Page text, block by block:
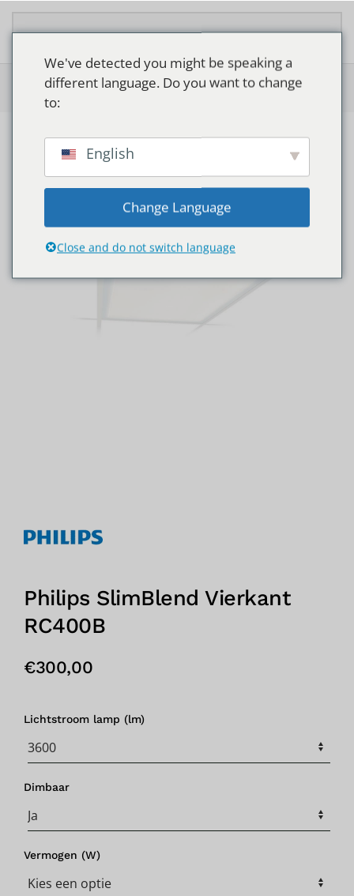
>Shop>Philips SlimBlend Vierkant RC400B
Philips SlimBlend Vierkant
RC400B
€300,00
Lichtstroom lamp (lm)
Dimbaar
Vermogen (W)
We've detected you might be speaking a
different language. Do you want to change
to:
English
Change Language
Close and do not switch language